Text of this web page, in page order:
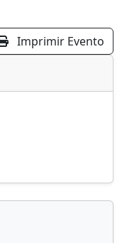
Imprimir Evento